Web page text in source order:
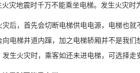
地震时千万不能乘坐电梯。发生火灾时
，首先会切断电梯供电电源，电梯也就
向电梯井道内蹿，加之电梯轿厢并不是我
发生火灾时，乘客如还未进电梯，可选择走